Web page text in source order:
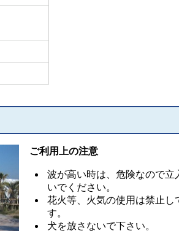
ご利用上の注意
波が高い時は、危険なので立
いでください。
花火等、火気の使用は禁止し
す。
犬を放さないで下さい。